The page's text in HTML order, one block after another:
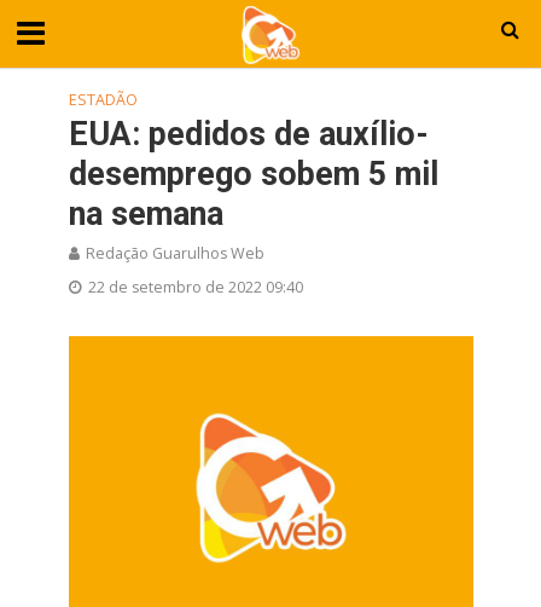
ESTADÃO
EUA: pedidos de auxílio-
desemprego sobem 5 mil
na semana
Redação Guarulhos Web
22 de setembro de 2022 09:40